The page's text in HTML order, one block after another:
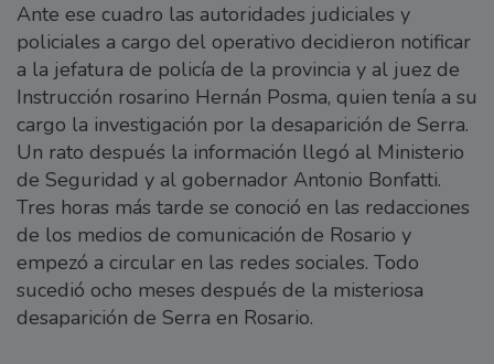
Ante ese cuadro las autoridades judiciales y
policiales a cargo del operativo decidieron notificar
a la jefatura de policía de la provincia y al juez de
Instrucción rosarino Hernán Posma, quien tenía a su
cargo la investigación por la desaparición de Serra.
Un rato después la información llegó al Ministerio
de Seguridad y al gobernador Antonio Bonfatti.
Tres horas más tarde se conoció en las redacciones
de los medios de comunicación de Rosario y
empezó a circular en las redes sociales. Todo
sucedió ocho meses después de la misteriosa
desaparición de Serra en Rosario.